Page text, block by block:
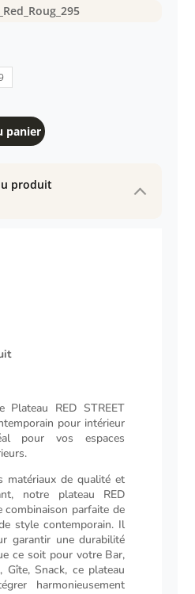
panier
produit
Plateau RED STREET
pour intérieur
pour vos espaces
matériaux de qualité et
notre plateau RED
combinaison parfaite de
style contemporain. Il
garantir une durabilité
ce soit pour votre Bar,
Gîte, Snack, ce plateau
harmonieusement